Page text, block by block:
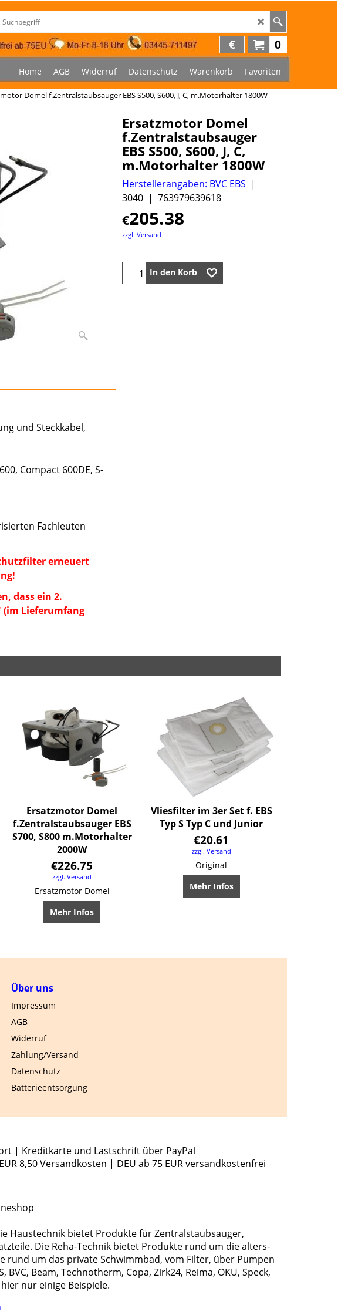
0
€
Home AGB Widerruf Datenschutz Warenkorb Favoriten
Domel f.Zentralstaubsauger EBS S500, S600, J, C, m.Motorhalter 1800W
Ersatzmotor Domel
f.Zentralstaubsauger
EBS S500, S600, J, C,
m.Motorhalter 1800W
Herstellerangaben: BVC EBS
3040
763979639618
€205.38
zzgl. Versand
In den Korb
und Steckkabel,
Compact 600DE, S-
Fachleuten
erneuert
dass ein 2.
Lieferumfang
Ersatzmotor Domel
f.Zentralstaubsauger EBS
S700, S800 m.Motorhalter
2000W
€226.75
zzgl. Versand
Ersatzmotor Domel
Mehr Infos
Vliesfilter im 3er Set f. EBS
Typ S Typ C und Junior
€20.61
zzgl. Versand
Original
Mehr Infos
Über uns
Impressum
AGB
Widerruf
Zahlung/Versand
Datenschutz
Batterieentsorgung
| Kreditkarte und Lastschrift über PayPal
8,50 Versandkosten | DEU ab 75 EUR versandkostenfrei
Haustechnik bietet Produkte für Zentralstaubsauger,
Die Reha-Technik bietet Produkte rund um die alters-
um das private Schwimmbad, vom Filter, über Pumpen
Beam, Technotherm, Copa, Zirk24, Reima, OKU, Speck,
nur einige Beispiele.